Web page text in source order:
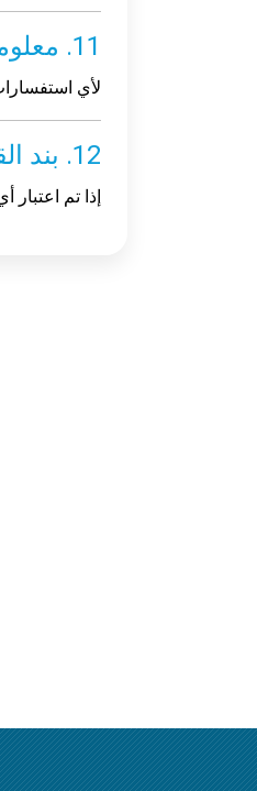
11. معلومات الاتصال
لأي
12. بند القابلية للفصل
إذا تم